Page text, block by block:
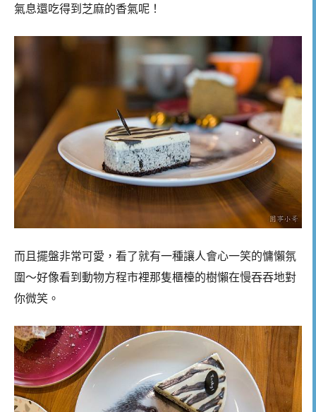
氣息還吃得到芝麻的香氣呢！
而且擺盤非常可愛，看了就有一種讓人會心一笑的慵懶氛
圍～好像看到動物方程市裡那隻櫃檯的樹懶在慢吞吞地對
你微笑。